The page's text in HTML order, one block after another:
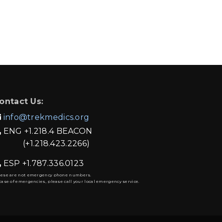
Us:
info@trekmedics.org
ENG +1.218.4 BEACON
(+1.218.423.2266)
ESP +1.787.336.0123
are not emergency phone numbers.
of emergencies, please call your local emergency service.